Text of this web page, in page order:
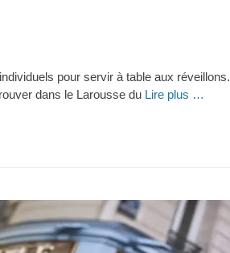
pour servir à table aux réveillons.
dans le Larousse du Lire plus …